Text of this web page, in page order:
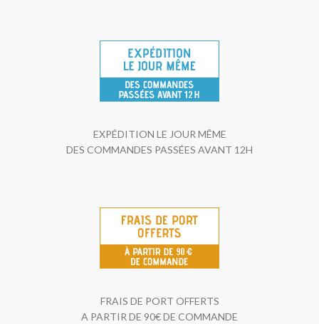
EXPÉDITION LE JOUR MÊME
DES COMMANDES PASSÉES AVANT 12H
FRAIS DE PORT OFFERTS
A PARTIR DE 90€ DE COMMANDE